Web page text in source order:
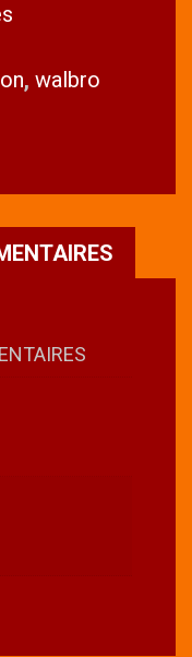
, walbro